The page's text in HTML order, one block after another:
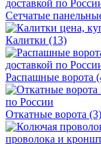
Сетчатые
Калитки (13)
Распашные ворота
Откатные ворота (3)